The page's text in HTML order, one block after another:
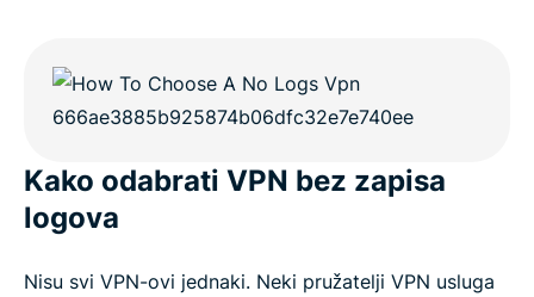
Kako odabrati VPN bez zapisa
logova
Nisu svi VPN-ovi jednaki. Neki pružatelji VPN usluga